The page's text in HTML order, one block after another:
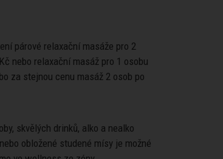
párové relaxační masáže pro 2
nebo relaxační masáž pro 1 osobu
za stejnou cenu masáž 2 osob po
skvělých drinků, alko a nealko
obložené studené mísy je možné